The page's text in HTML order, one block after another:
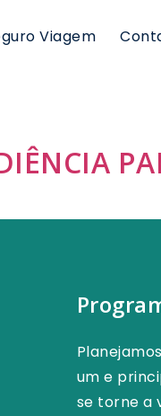
Viagem
um e
se torne a